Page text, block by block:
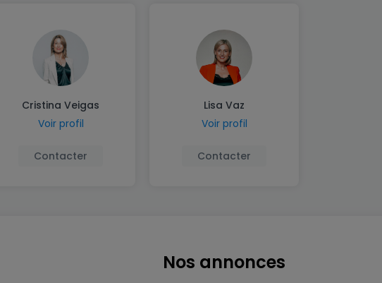
Cristina Veigas
Voir profil
Contacter
Lisa Vaz
Voir profil
Contacter
Nos annonces